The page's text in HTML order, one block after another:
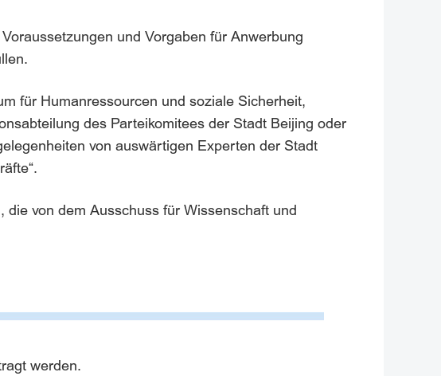
und Vorgaben für Anwerbung
für Humanressourcen und soziale Sicherheit,
des Parteikomitees der Stadt Beijing oder
von auswärtigen Experten der Stadt
von dem Ausschuss für Wissenschaft und
werden.